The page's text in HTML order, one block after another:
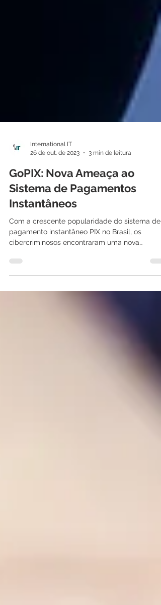
26 de out. de 2023
3 min de leitura
GoPIX: Nova Ameaça ao
Sistema de Pagamentos
Instantâneos
Com a crescente popularidade do sistema de
cibercriminosos encontraram uma nova